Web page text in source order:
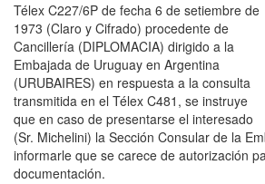
Télex C227/6P de fecha 6 de setiembre de
1973 (Claro y Cifrado) procedente de
Cancillería (DIPLOMACIA) dirigido a la
Embajada de Uruguay en Argentina
(URUBAIRES) en respuesta a la consulta
transmitida en el Télex C481, se instruye
que en caso de presentarse el interesado
(Sr. Michelini) la Sección Consular de la
informarle que se carece de autorización
documentación.